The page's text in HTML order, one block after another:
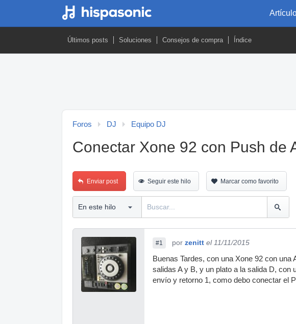
Últimos posts Soluciones Consejos de compra Índice
Foros DJ Equipo DJ
Conectar Xone 92 con Push de
Enviar post Seguir este hilo Marcar como favorito
#1 por zenitt el 11/11/2015
Buenas Tardes, con una Xone 92 con
salidas A y B, y un plato a la salida D, con
envío y retorno 1, como debo conectar el